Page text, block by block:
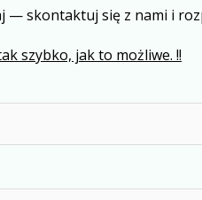
— skontaktuj się z nami i
szybko, jak to możliwe. !!